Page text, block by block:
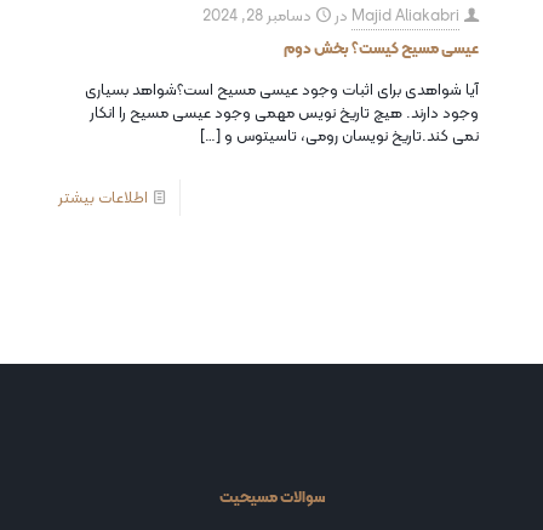
Majid Aliakabri در
دسامبر 28, 2024
عیسی مسیح کیست؟ بخش دوم
آیا شواهدی برای اثبات وجود عیسی مسیح است؟شواهد بسیاری
وجود دارند. هیچ تاریخ نویس مهمی وجود عیسی مسیح را انکار
نمی کند.تاریخ نویسان رومی، تاسیتوس و[…]
اطلاعات بیشتر
سوالات مسیحیت